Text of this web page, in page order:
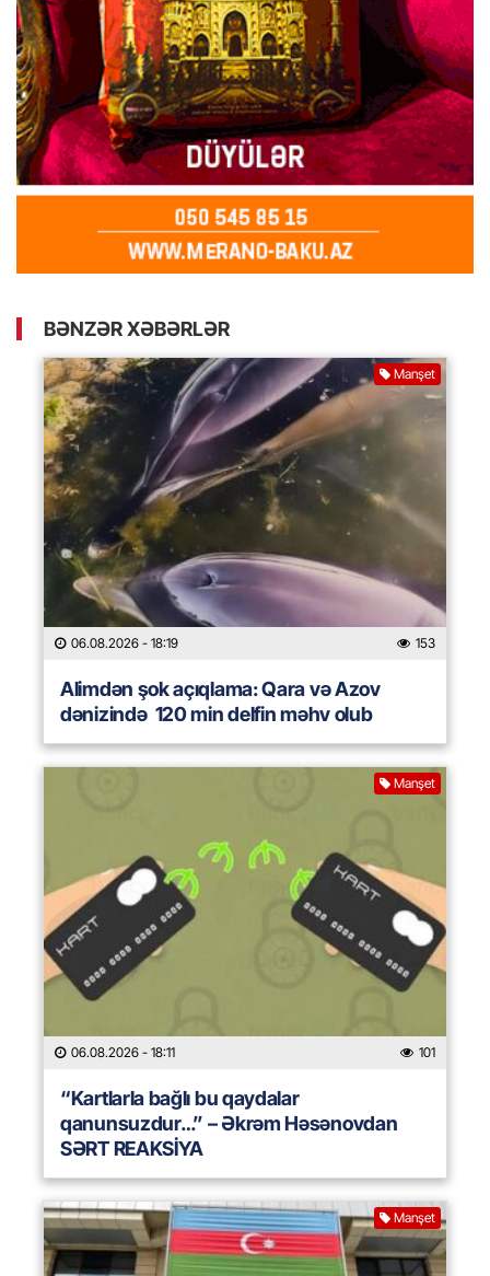
BƏNZƏR XƏBƏRLƏR
Manşet
06.08.2026 - 18:19 153
Alimdən şok açıqlama: Qara və Azov
dənizində 120 min delfin məhv olub
Manşet
06.08.2026 - 18:11 101
“Kartlarla bağlı bu qaydalar
qanunsuzdur…” – Əkrəm Həsənovdan
SƏRT REAKSİYA
Manşet